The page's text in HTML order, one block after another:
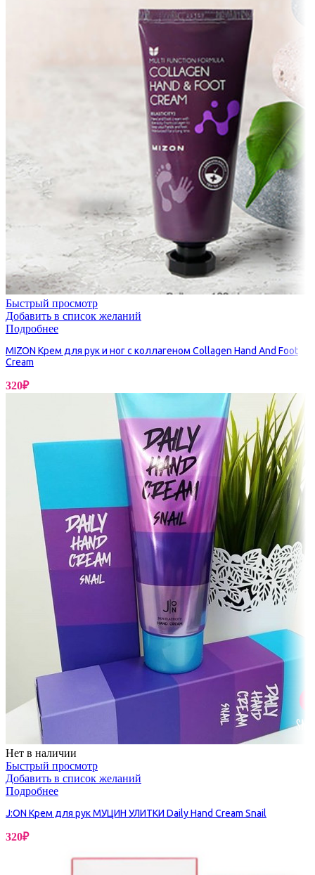
Быстрый просмотр
Добавить в список желаний
Подробнее
MIZON Крем для рук и ног с коллагеном Collagen Hand And Foot
Cream
320₽
Нет в наличии
Быстрый просмотр
Добавить в список желаний
Подробнее
J:ON Крем для рук МУЦИН УЛИТКИ Daily Hand Cream Snail
320₽